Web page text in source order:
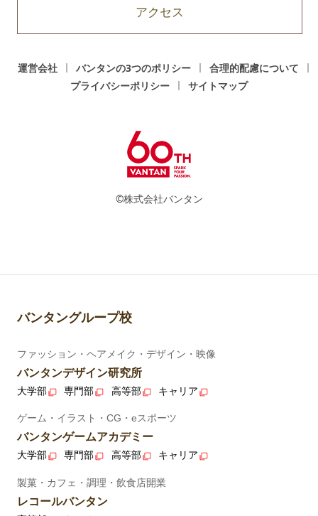
アクセス
運営会社 バンタンの3つのポリシー
合理的配慮について
プライバシーポリシー
サイトマップ
©株式会社バンタン
バンタングループ校
ファッション・ヘアメイク・デザイン・映像
バンタンデザイン研究所
大学部 専門部 高等部 キャリア
ゲーム・イラスト・CG・eスポーツ
バンタンゲームアカデミー
大学部 専門部 高等部 キャリア
製菓・カフェ・調理・飲食店開業
レコールバンタン